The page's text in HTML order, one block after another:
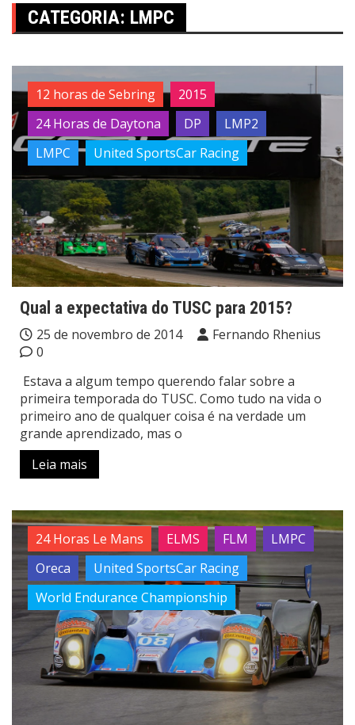
CATEGORIA: LMPC
12 horas de Sebring
2015
24 Horas de Daytona
DP
LMP2
LMPC
United SportsCar Racing
Qual a expectativa do TUSC para 2015?
25 de novembro de 2014
Fernando Rhenius
0
Estava a algum tempo querendo falar sobre a
primeira temporada do TUSC. Como tudo na vida o
primeiro ano de qualquer coisa é na verdade um
grande aprendizado, mas o
Leia mais
24 Horas Le Mans ELMS FLM
LMPC
Oreca
United SportsCar Racing
World Endurance Championship